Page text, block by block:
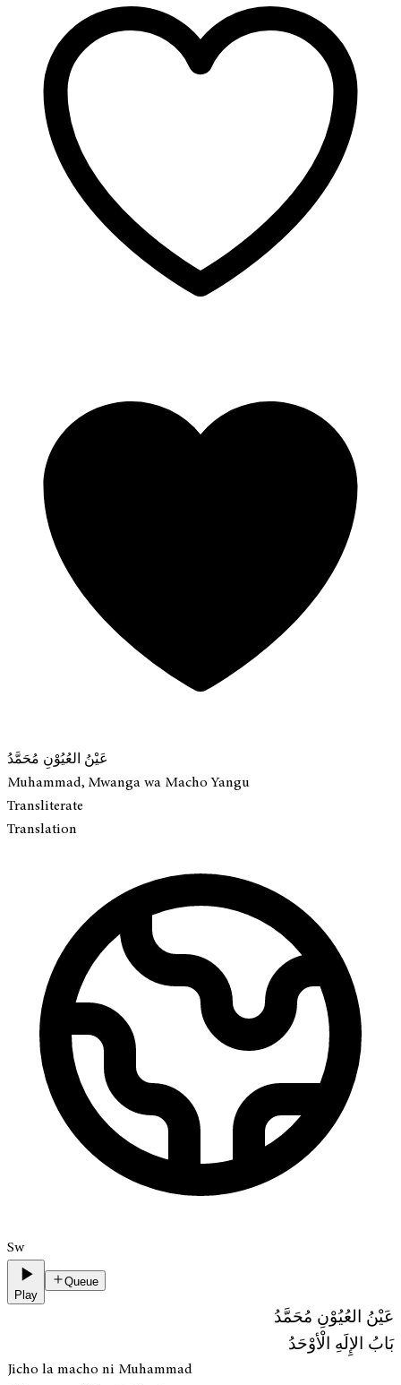
عَيْنُ العُيُوْنِ مُحَمَّدُ
Muhammad, Mwanga wa Macho Yangu
Transliterate
Translation
Sw
Play
Queue
عَيْنُ العُيُوْنِ مُحَمَّدُ
بَابُ الإِلَهِ الْأوْحَدُ
Jicho la macho ni Muhammad